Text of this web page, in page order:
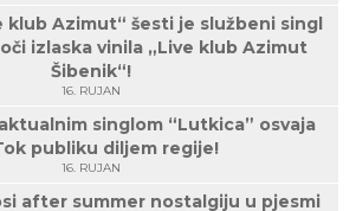
klub Azimut“ šesti je službeni singl
izlaska vinila „Live klub Azimut
Šibenik“!
16. RUJAN
singlom “Lutkica” osvaja
publiku diljem regije!
16. RUJAN
after summer nostalgiju u pjesmi